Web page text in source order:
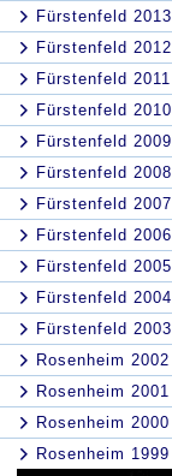
Fürstenfeld 2013
Fürstenfeld 2012
Fürstenfeld 2011
Fürstenfeld 2010
Fürstenfeld 2009
Fürstenfeld 2008
Fürstenfeld 2007
Fürstenfeld 2006
Fürstenfeld 2005
Fürstenfeld 2004
Fürstenfeld 2003
Rosenheim 2002
Rosenheim 2001
Rosenheim 2000
Rosenheim 1999